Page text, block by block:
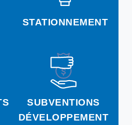
STATIONNEMENT
SUBVENTIONS
DÉVELOPPEMENT